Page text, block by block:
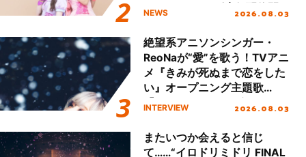
える」TVサイズ先行配信開
NEWS 2026.08.03
絶望系アニソンシンガー・
ReoNaが“愛”を歌う！TVアニ
メ『きみが死ぬまで恋をした
い』オープニング主題歌
「Amore」インタビュー
INTERVIEW 2026.08.03
またいつか会えると信じ
て……“イロドリミドリ FINAL